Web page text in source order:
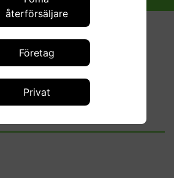
återförsäljare
Företag
Privat